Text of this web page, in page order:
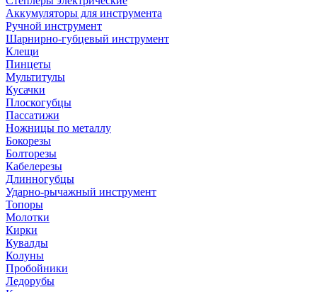
Аккумуляторы для инструмента
Ручной инструмент
Шарнирно-губцевый инструмент
Клещи
Пинцеты
Мультитулы
Кусачки
Плоскогубцы
Пассатижи
Ножницы по металлу
Бокорезы
Болторезы
Кабелерезы
Длинногубцы
Ударно-рычажный инструмент
Топоры
Молотки
Кирки
Кувалды
Колуны
Пробойники
Ледорубы